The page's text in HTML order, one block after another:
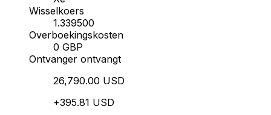
Wisselkoers
1.339500
Overboekingskosten
0 GBP
Ontvanger ontvangt
26,790.00 USD
+395.81 USD